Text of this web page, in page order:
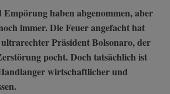
haben abgenommen, aber
immer. Die Feuer angefacht hat
Präsident Bolsonaro, der
pocht. Doch tatsächlich ist
wirtschaftlicher und